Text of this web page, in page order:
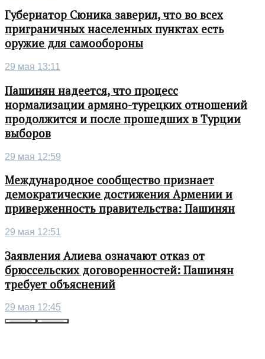
Губернатор Сюника заверил, что во всех
приграничных населенных пунктах есть
оружие для самообороны
29 мая 13:11
Пашинян надеется, что процесс
нормализации армяно-турецких отношений
продолжится и после прошедших в Турции
выборов
29 мая 12:59
Международное сообщество признает
демократические достижения Армении и
приверженность правительства: Пашинян
29 мая 12:51
Заявления Алиева означают отказ от
брюссельских договоренностей: Пашинян
требует объяснений
29 мая 12:45